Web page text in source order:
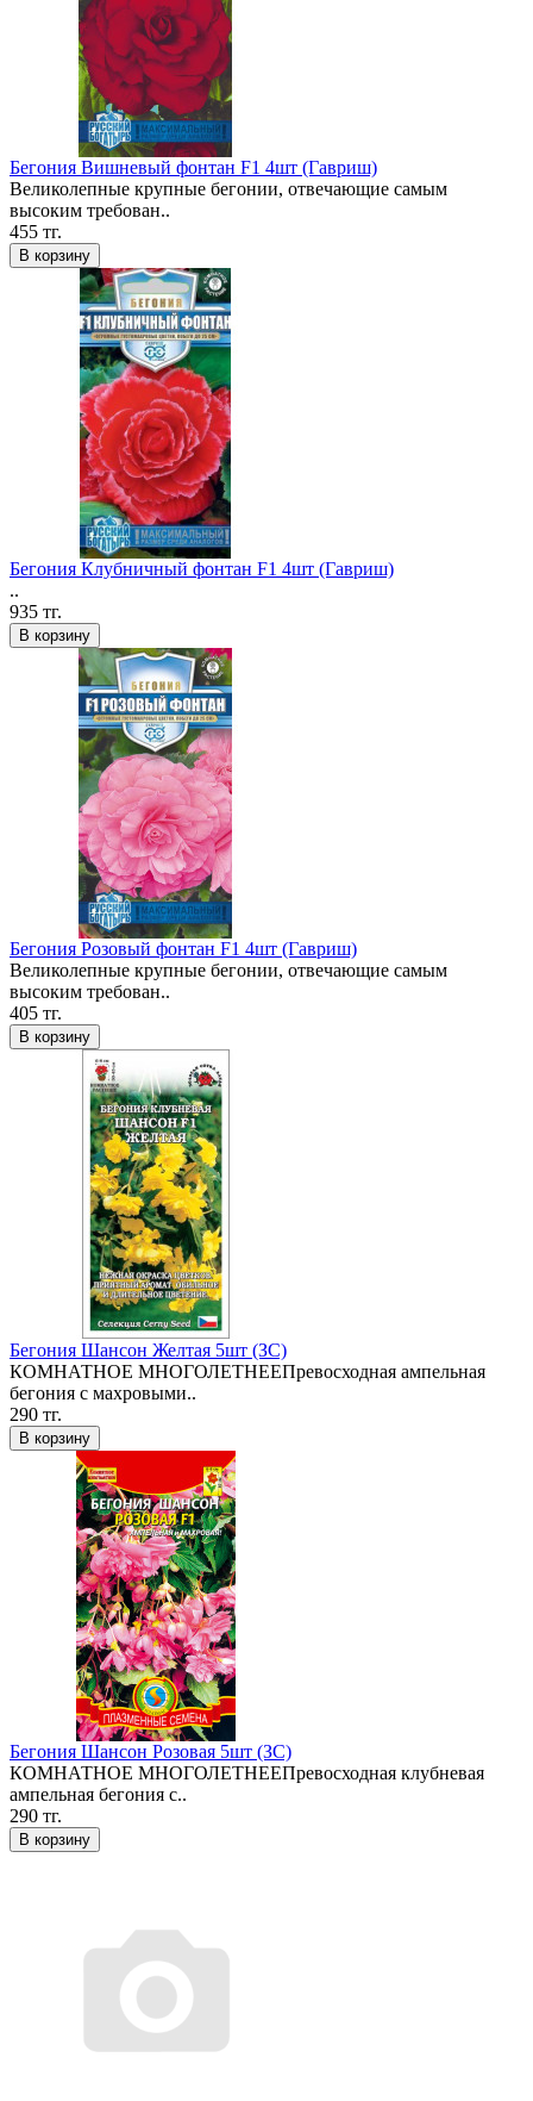
Бегония Вишневый фонтан F1 4шт (Гавриш)
Великолепные крупные бегонии, отвечающие самым
высоким требован..
455 тг.
В корзину
Бегония Клубничный фонтан F1 4шт (Гавриш)
..
935 тг.
В корзину
Бегония Розовый фонтан F1 4шт (Гавриш)
Великолепные крупные бегонии, отвечающие самым
высоким требован..
405 тг.
В корзину
Бегония Шансон Желтая 5шт (ЗС)
КОМНАТНОЕ МНОГОЛЕТНЕЕПревосходная ампельная
бегония с махровыми..
290 тг.
В корзину
Бегония Шансон Розовая 5шт (ЗС)
КОМНАТНОЕ МНОГОЛЕТНЕЕПревосходная клубневая
ампельная бегония с..
290 тг.
В корзину